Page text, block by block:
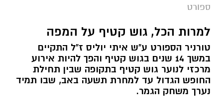
ספורט
למרות הכל, גוש קטיף על המפה
טורניר הספורט ע"ש איתי יוליס ז"ל התקיים
במשך 14 שנים בגוש קטיף והפך להיות אירוע
מרכזי לנוער גוש קטיף בתקופה שבין תחילת
החופש הגדול עד למחרת תשעה באב, שבו תמיד
נערך משחק הגמר.